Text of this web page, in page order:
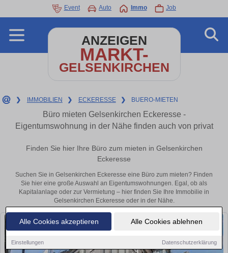
Alle Cookies akzeptieren Alle Cookies ablehnen
Einstellungen Datenschutzerklärung
Event Auto Immo Job
ANZEIGEN
MARKT-
GELSENKIRCHEN
❯ IMMOBILIEN ❯ ECKERESSE ❯ BUERO-MIETEN
Büro mieten Gelsenkirchen Eckeresse -
Eigentumswohnung in der Nähe finden auch von privat
Finden Sie hier Ihre Büro zum mieten in Gelsenkirchen
Eckeresse
Suchen Sie in Gelsenkirchen Eckeresse eine Büro zum mieten? Finden
Sie hier eine große Auswahl an Eigentumswohnungen. Egal, ob als
Kapitalanlage oder zur Vermietung – hier finden Sie Ihre Immobilie in
Gelsenkirchen Eckeresse oder in der Nähe.